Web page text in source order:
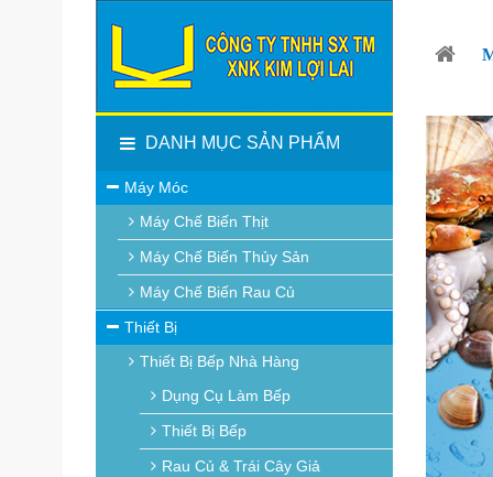
DANH MỤC SẢN PHẨM
Máy Móc
Máy Chế Biến Thịt
Máy Chế Biến Thủy Sản
Máy Chế Biến Rau Củ
Thiết Bị
Thiết Bị Bếp Nhà Hàng
Dụng Cụ Làm Bếp
Thiết Bị Bếp
Rau Củ & Trái Cây Giả